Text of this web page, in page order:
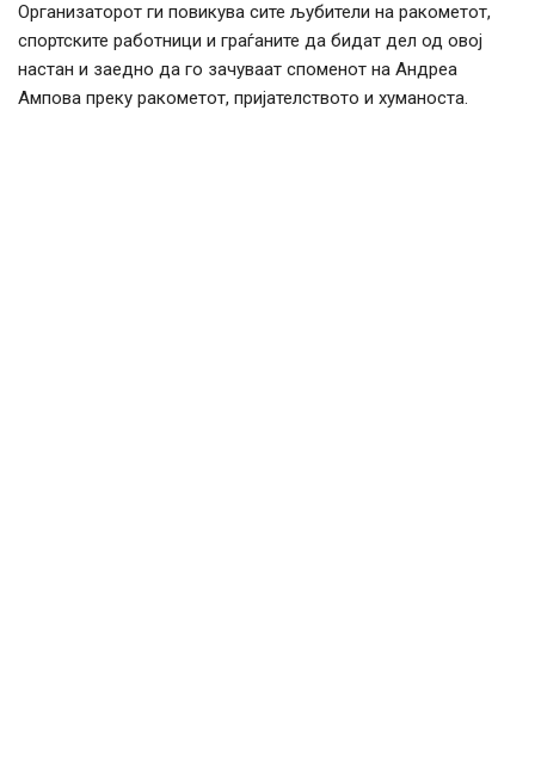
Организаторот ги повикува сите љубители на ракометот,
спортските работници и граѓаните да бидат дел од овој
настан и заедно да го зачуваат споменот на Андреа
Ампова преку ракометот, пријателството и хуманоста.